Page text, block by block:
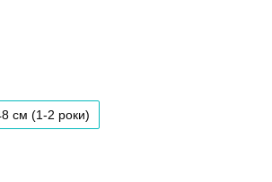
см (1-2 роки)